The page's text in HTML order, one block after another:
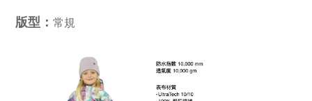
版型： 常規